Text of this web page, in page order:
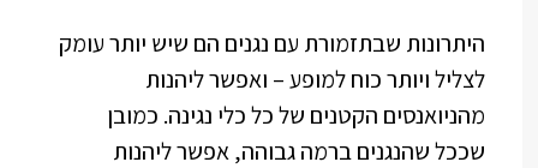
היתרונות שבתזמורת עם נגנים הם שיש יותר עומק
לצליל ויותר כוח למופע – ואפשר ליהנות
מהניואנסים הקטנים של כל כלי נגינה. כמובן
שככל שהנגנים ברמה גבוהה, אפשר ליהנות